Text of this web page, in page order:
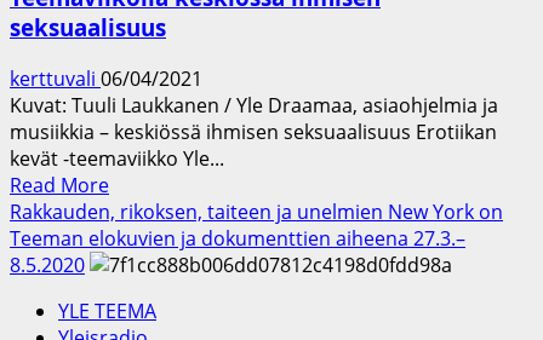
&
-
kanavalla
seksuaalisuus
kerttuvali 06/04/2021
Kuvat: Tuuli Laukkanen / Yle Draamaa, asiaohjelmia ja
musiikkia – keskiössä ihmisen seksuaalisuus Erotiikan
kevät -teemaviikko Yle...
Read MoreRead
more
about
:YLE
&
Rakkauden, rikoksen, taiteen ja unelmien New York on
Teeman elokuvien ja dokumenttien aiheena 27.3.–
8.5.2020
YLE TEEMA